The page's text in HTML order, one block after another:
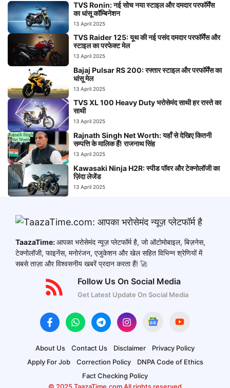
TVS Ronin: नई सोच नया स्टाइल और दमदार परफॉर्मेंस
का धांसू कॉम्बिनेशन
13 April 2025
TVS Raider 125: यूथ की नई पसंद दमदार परफॉर्मेंस और
स्टाइल का परफेक्ट मेल
13 April 2025
Bajaj Pulsar RS 200: रफ्तार स्टाइल और परफॉर्मेंस का
धांसू मेल
13 April 2025
TVS XL 100 Heavy Duty भरोसेमंद साथी हर रास्ते का
साथी
13 April 2025
Rajnath Singh Net Worth: यहाँ से देखिए कितनी
सम्पत्ति के मालिक हैं! राजनाथ सिंह
13 April 2025
Kawasaki Ninja H2R: स्पीड पॉवर और टेक्नोलॉजी का
ज़िंदा लेजेंड
13 April 2025
TaazaTime:आपका भरोसेमंद न्यूज़ प्लेटफॉर्म है, जो ऑटोमोबाइल, बिज़नेस,
टेक्नोलॉजी, फाइनेंस, मनोरंजन, एजुकेशन और खेल सहित विभिन्न श्रेणियों में
सबसे ताज़ा और विश्वसनीय खबरें प्रदान करता हैं! 🚀
Follow Us On Social Media
Get Latest Update On Social Media
About Us Contact Us Disclaimer
Privacy Policy
Apply For Job
Correction Policy
DNPA Code of Ethics
Fact Checking Policy